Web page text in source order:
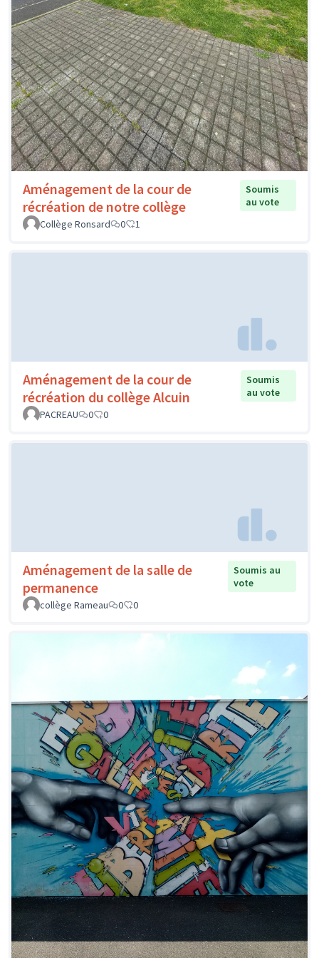
Aménagement de la cour de
récréation de notre collège
Soumis
au vote
Collège Ronsard
0 1
Aménagement de la cour de
récréation du collège Alcuin
Soumis
au vote
PACREAU
0 0
Aménagement de la salle de
permanence
Soumis au
vote
collège Rameau
0 0